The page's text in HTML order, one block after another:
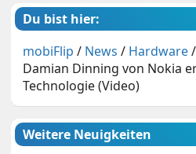
Du bist hier:
mobiFlip / News / Hardware/
Damian Dinning von Nokia
Technologie (Video)
Weitere Neuigkeiten